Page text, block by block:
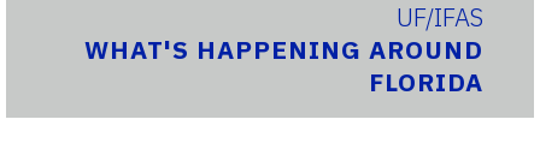
UF/IFAS
WHAT'S HAPPENING AROUND
FLORIDA